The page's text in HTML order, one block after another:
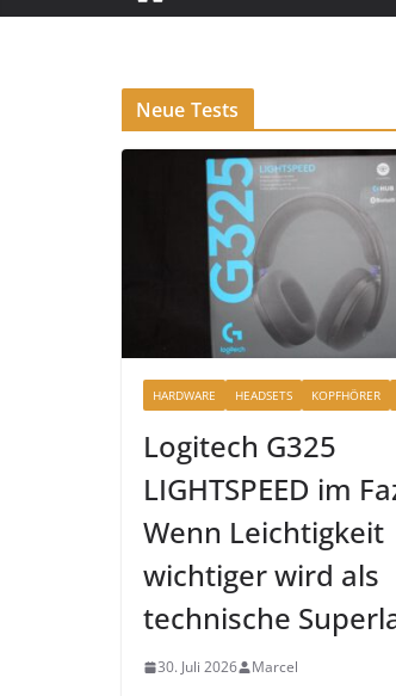
Neue Tests
HARDWARE HEADSETS KOPFHÖRER
Logitech G325
LIGHTSPEED im
Wenn Leichtigkeit
wichtiger wird als
technische
30. Juli 2026 Marcel